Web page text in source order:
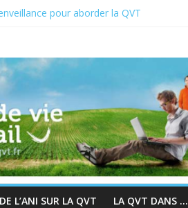
pour aborder la QVT
à la bienveillance
et QVT
L’ANI SUR LA QVT LA QVT DANS …